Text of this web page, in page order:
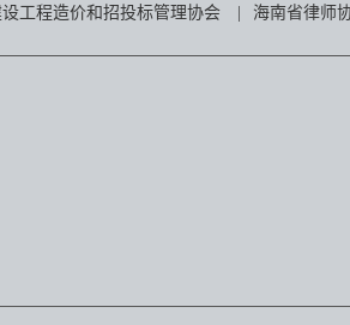
工程造价和招投标管理协会 海南省律师